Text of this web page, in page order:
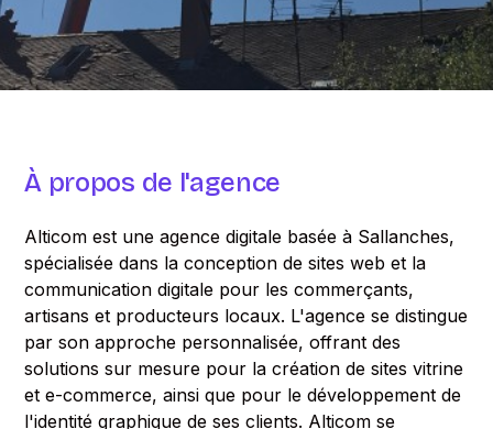
À propos de l'agence
Alticom est une agence digitale basée à Sallanches,
spécialisée dans la conception de sites web et la
communication digitale pour les commerçants,
artisans et producteurs locaux. L'agence se distingue
par son approche personnalisée, offrant des
solutions sur mesure pour la création de sites vitrine
et e-commerce, ainsi que pour le développement de
l'identité graphique de ses clients. Alticom se